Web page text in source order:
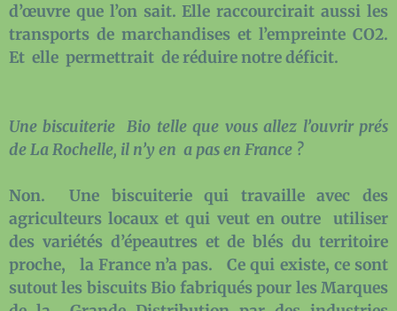
d’œuvre que l’on sait. Elle raccourcirait aussi les
transports de marchandises et l’empreinte CO2.
Et elle permettrait de réduire notre déficit.
Une biscuiterie Bio telle que vous allez l’ouvrir prés
de La Rochelle, il n’y en a pas en France ?
Non. Une biscuiterie qui travaille avec des
agriculteurs locaux et qui veut en outre utiliser
des variétés d’épeautres et de blés du territoire
proche, la France n’a pas. Ce qui existe, ce sont
sutout les biscuits Bio fabriqués pour les Marques